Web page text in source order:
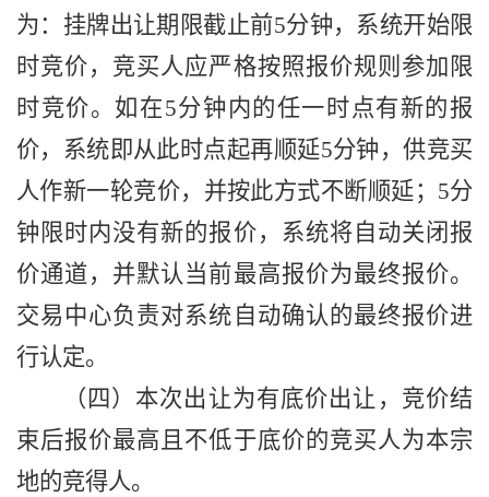
为：挂牌出让期限截止前5分钟，系统开始限
时竞价，竞买人应严格按照报价规则参加限
时竞价。如在5分钟内的任一时点有新的报
价，系统即从此时点起再顺延5分钟，供竞买
人作新一轮竞价，并按此方式不断顺延；5分
钟限时内没有新的报价，系统将自动关闭报
价通道，并默认当前最高报价为最终报价。
交易中心负责对系统自动确认的最终报价进
行认定。
（四）本次出让为有底价出让，竞价结
束后报价最高且不低于底价的竞买人为本宗
地的竞得人。